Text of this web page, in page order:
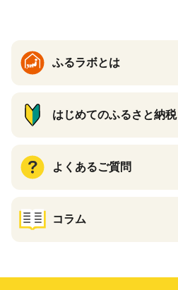
ふるラボとは
はじめてのふるさと納税
よくあるご質問
コラム